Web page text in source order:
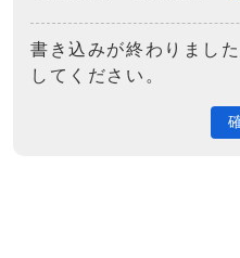
書き込みが終わりまし
してください。